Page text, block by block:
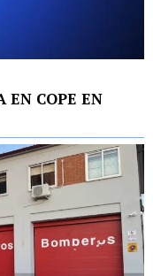
EN COPE EN